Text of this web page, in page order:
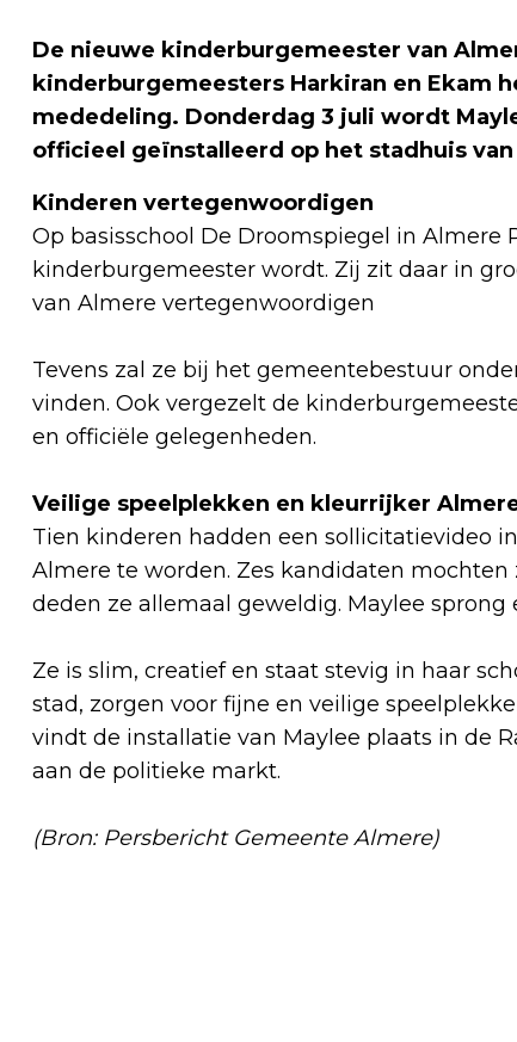
De nieuwe kinderburgemeester van
kinderburgemeesters Harkiran en Ekam
mededeling. Donderdag 3 juli wordt
officieel geïnstalleerd op het stadhuis
Kinderen vertegenwoordigen
Op basisschool De Droomspiegel in
kinderburgemeester wordt. Zij zit daar in
van Almere vertegenwoordigen
Tevens zal ze bij het gemeentebestuur
vinden. Ook vergezelt de
en officiële gelegenheden.
Veilige speelplekken en kleurrijker
Tien kinderen hadden een sollicitatievideo
Almere te worden. Zes kandidaten
deden ze allemaal geweldig. Maylee
Ze is slim, creatief en staat stevig in haar
stad, zorgen voor fijne en veilige
vindt de installatie van Maylee plaats in de
aan de politieke markt.
(Bron: Persbericht Gemeente Almere)